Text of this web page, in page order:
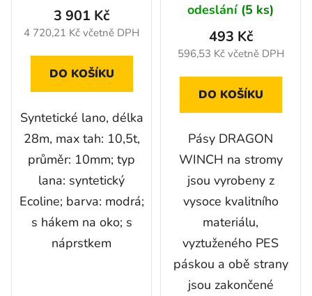
4 720,21 Kč včetně DPH
3 901 Kč
DO KOŠÍKU
Syntetické lano, délka
28m, max tah: 10,5t,
průměr: 10mm; typ
lana: syntetický
Ecoline; barva: modrá;
s hákem na oko; s
náprstkem
odeslání (5 ks)
596,53 Kč včetně DPH
493 Kč
DO KOŠÍKU
Pásy DRAGON
WINCH na stromy
jsou vyrobeny z
vysoce kvalitního
materiálu,
vyztuženého PES
páskou a obě strany
jsou zakončené